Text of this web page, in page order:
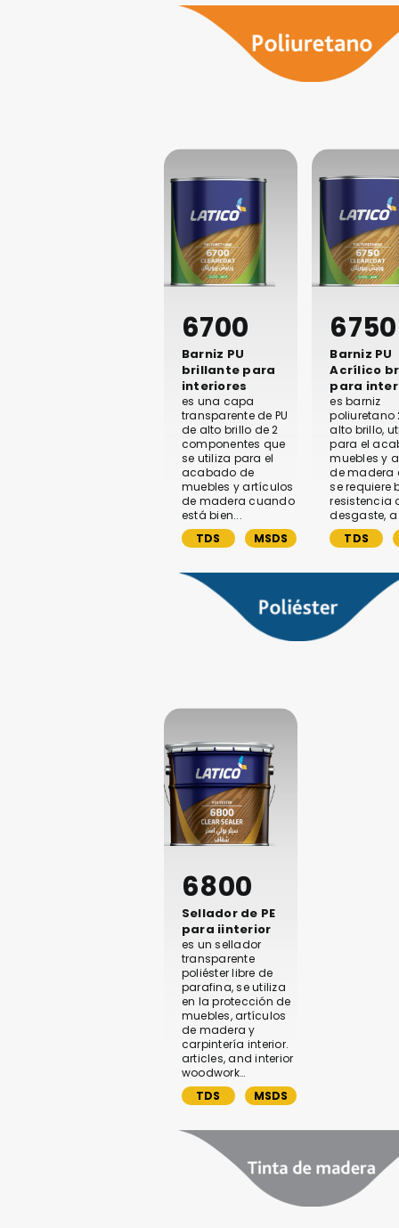
6700
Barniz PU
brillante para
interiores
es una capa
transparente de PU
de alto brillo de 2
componentes que
se utiliza para el
acabado de
muebles y artículos
de madera cuando
está bien...
TDS
MSDS
6750
Barniz PU
Acrílico
para
es barniz
poliuretano
alto brillo,
para el
muebles y
de madera
se requiere
resistencia
desgaste, a
TDS
6800
Sellador de PE
para iinterior
es un sellador
transparente
poliéster libre de
parafina, se utiliza
en la protección de
muebles, artículos
de madera y
carpintería interior.
articles, and interior
woodwork…
TDS
MSDS